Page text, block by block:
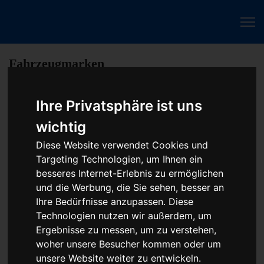
Ihre Privatsphäre ist uns
wichtig
Diese Website verwendet Cookies und
Targeting Technologien, um Ihnen ein
besseres Internet-Erlebnis zu ermöglichen
und die Werbung, die Sie sehen, besser an
Ihre Bedürfnisse anzupassen. Diese
Technologien nutzen wir außerdem, um
Ergebnisse zu messen, um zu verstehen,
woher unsere Besucher kommen oder um
unsere Website weiter zu entwickeln.
Fahrzeugmarken
Baumaschine Turbolader Reparatur oder
Austauschgerät KVA
Unser Betrieb steht für kostengünstige Prüfungen und
Reparaturen von Steuergeräten aller Art, unter anderem von
Motor-Steuergeräten, Airbag-Steuergeräten, ABS-Steuergeräten
uvm. STEUBEL® verfügt dabei über viel Erfahrung und
ausgewiesene Expertise bei PKW-Steuergeräten und
insbesondere Motor-steuergeräte Reparaturen. So ermöglicht
STEUBEL® eine Steuergeräte Reparatur für nahezu aller
Hersteller und Fahrzeugarten - sei es Motorrad oder LKW.
Auch die Reparatur von Heizungssteuerungen oder